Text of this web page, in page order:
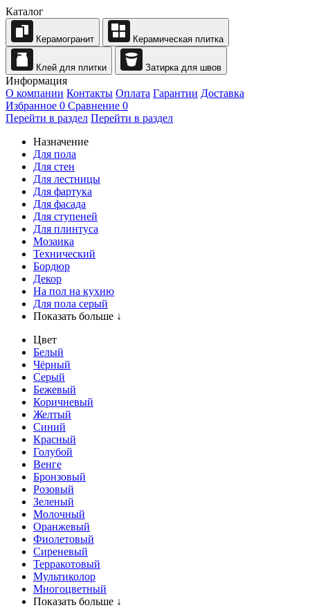
Каталог
Керамогранит Керамическая плитка
Клей для плитки Затирка для швов
Информация
О компании Контакты Оплата Гарантии Доставка
Избранное 0 Сравнение 0
Перейти в раздел Перейти в раздел
Назначение
Для пола
Для стен
Для лестницы
Для фартука
Для фасада
Для ступеней
Для плинтуса
Мозаика
Технический
Бордюр
Декор
На пол на кухню
Для пола серый
Показать больше ↓
Цвет
Белый
Чёрный
Серый
Бежевый
Коричневый
Желтый
Синий
Красный
Голубой
Венге
Бронзовый
Розовый
Зеленый
Молочный
Оранжевый
Фиолетовый
Сиреневый
Терракотовый
Мультиколор
Многоцветный
Показать больше ↓